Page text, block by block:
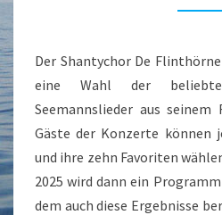
Der Shantychor De
eine Wahl der
Seemannslieder aus seinem
Gäste der Konzerte können
und ihre zehn Favoriten
2025 wird dann ein
dem auch diese Ergebnisse